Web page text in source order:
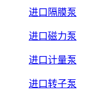
进口隔膜泵
进口磁力泵
进口计量泵
进口转子泵